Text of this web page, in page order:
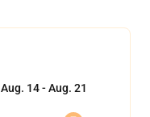
Aug. 14 - Aug. 21